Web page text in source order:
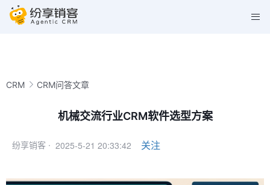
CRM CRM问答文章
机械交流行业CRM软件选型方案
纷享销客 · 2025-5-21 20:33:42 关注